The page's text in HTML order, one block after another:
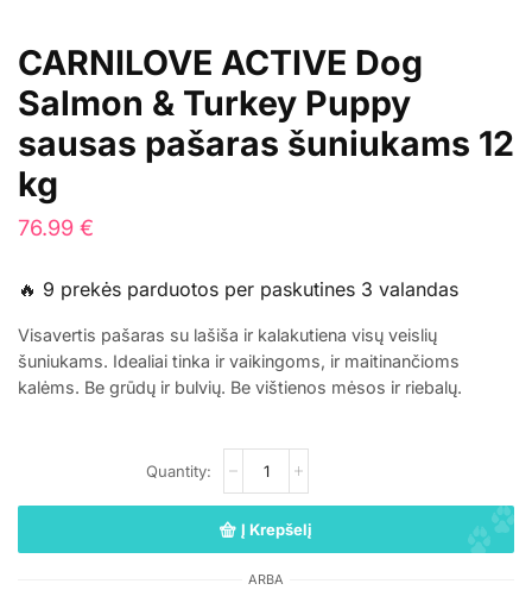
CARNILOVE ACTIVE Dog
Salmon & Turkey Puppy
sausas pašaras šuniukams 12
kg
76.99 €
🔥 9 prekės parduotos per paskutines 3 valandas
Visavertis pašaras su lašiša ir kalakutiena visų veislių
šuniukams. Idealiai tinka ir vaikingoms, ir maitinančioms
kalėms. Be grūdų ir bulvių. Be vištienos mėsos ir riebalų.
Į Krepšelį
ARBA